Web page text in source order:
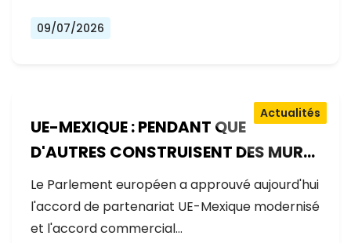
09/07/2026
UE-MEXIQUE : PENDANT QUE
D'AUTRES CONSTRUISENT DES MURS,
L'EUROPE CONSTRUIT DES PONTS
Actualités
Le Parlement européen a approuvé aujourd'hui
l'accord de partenariat UE-Mexique modernisé
et l'accord commercial…